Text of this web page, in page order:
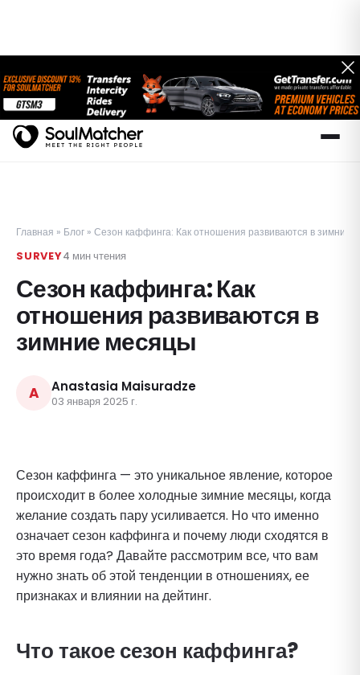
Главная » Блог » Сезон каффинга: Как отношения развиваются в зимние
SURVEY4 мин чтения
Сезон каффинга: Как
отношения развиваются в
зимние месяцы
A Anastasia Maisuradze
03 января 2025 г.
Сезон каффинга — это уникальное явление, которое
происходит в более холодные зимние месяцы, когда
желание создать пару усиливается. Но что именно
означает сезон каффинга и почему люди сходятся в
это время года? Давайте рассмотрим все, что вам
нужно знать об этой тенденции в отношениях, ее
признаках и влиянии на дейтинг.
Что такое сезон каффинга?